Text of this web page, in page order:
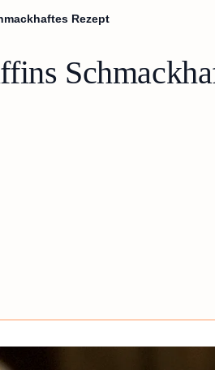
Rezept